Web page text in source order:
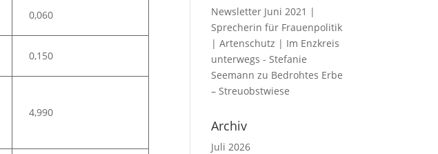
0,060
0,150
4,990
Newsletter Juni 2021 |
Sprecherin für Frauenpolitik
| Artenschutz | Im Enzkreis
unterwegs - Stefanie
Seemann zu Bedrohtes Erbe
– Streuobstwiese
Archiv
Juli 2026